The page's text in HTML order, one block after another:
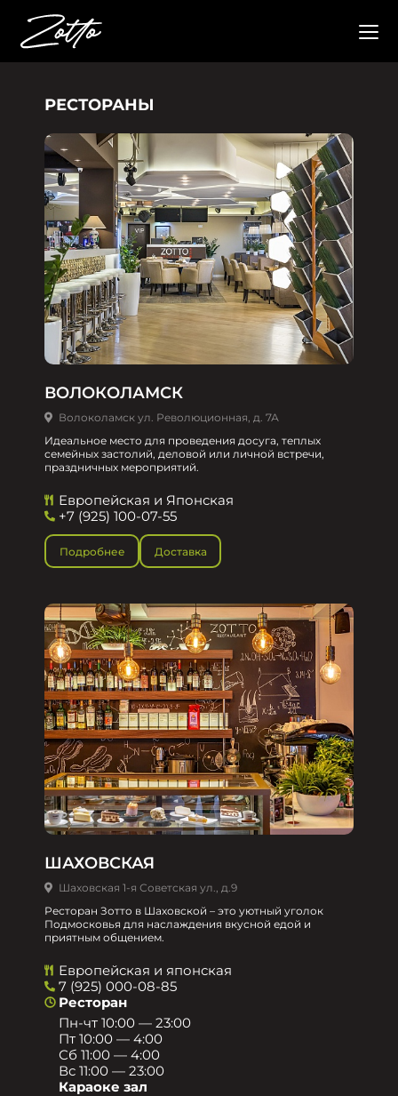
РЕСТОРАНЫ
ВОЛОКОЛАМСК
Волоколамск ул. Революционная, д. 7А
Идеальное место для проведения досуга, теплых
семейных застолий, деловой или личной встречи,
праздничных мероприятий.
Европейская и Японская
+7 (925) 100-07-55
Подробнее Доставка
ШАХОВСКАЯ
Шаховская 1-я Советская ул., д.9
Ресторан Зотто в Шаховской – это уютный уголок
Подмосковья для наслаждения вкусной едой и
приятным общением.​
Европейская и японская
7 (925) 000-08-85
Ресторан
Пн-чт 10:00 — 23:00
Пт 10:00 — 4:00
Сб 11:00 — 4:00
Вс 11:00 — 23:00
Караоке зал